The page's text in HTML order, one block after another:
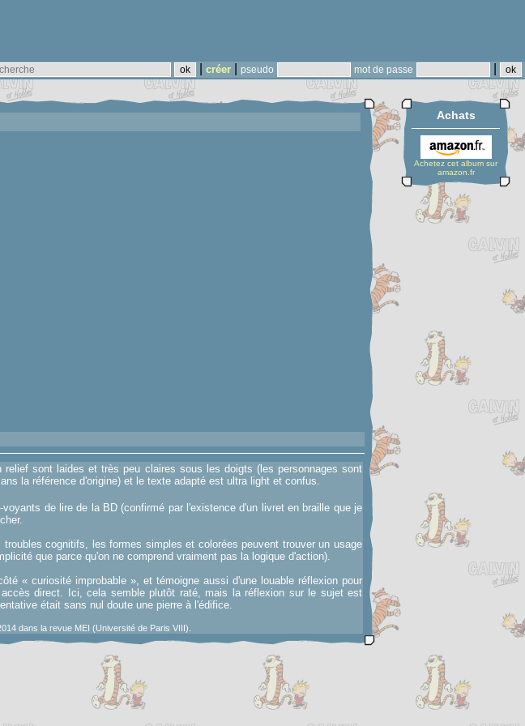
créer pseudo mot de passe
sont laides et très peu claires sous les doigts (les personnages sont
la référence d'origine) et le texte adapté est ultra light et confus.
de lire de la BD (confirmé par l'existence d'un livret en braille que je
cognitifs, les formes simples et colorées peuvent trouver un usage
que parce qu'on ne comprend vraiment pas la logique d'action).
« curiosité improbable », et témoigne aussi d'une louable réflexion pour
direct. Ici, cela semble plutôt raté, mais la réflexion sur le sujet est
était sans nul doute une pierre à l'édifice.
dans la revue MEI (Université de Paris VIII).
Achats
Achetez cet album sur
amazon.fr